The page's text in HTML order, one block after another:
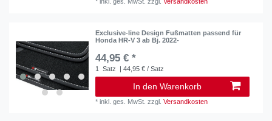
*inkl. ges. MwSt. zzgl.Versandkosten
Exclusive-line Design Fußmatten passend für
Honda HR-V 3 ab Bj. 2022-
44,95 € *
1 Satz | 44,95 € / Satz
In den Warenkorb
*inkl. ges. MwSt. zzgl.Versandkosten